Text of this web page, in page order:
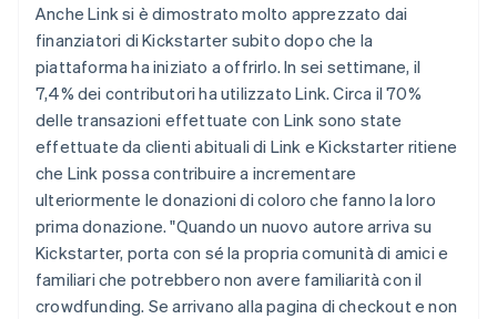
Anche Link si è dimostrato molto apprezzato dai
finanziatori di Kickstarter subito dopo che la
piattaforma ha iniziato a offrirlo. In sei settimane, il
7,4% dei contributori ha utilizzato Link. Circa il 70%
delle transazioni effettuate con Link sono state
effettuate da clienti abituali di Link e Kickstarter ritiene
che Link possa contribuire a incrementare
ulteriormente le donazioni di coloro che fanno la loro
prima donazione. "Quando un nuovo autore arriva su
Kickstarter, porta con sé la propria comunità di amici e
familiari che potrebbero non avere familiarità con il
crowdfunding. Se arrivano alla pagina di checkout e non